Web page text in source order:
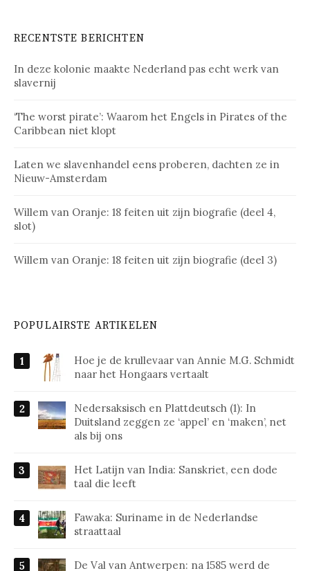
RECENTSTE BERICHTEN
In deze kolonie maakte Nederland pas echt werk van
slavernij
‘The worst pirate’: Waarom het Engels in Pirates of the
Caribbean niet klopt
Laten we slavenhandel eens proberen, dachten ze in
Nieuw-Amsterdam
Willem van Oranje: 18 feiten uit zijn biografie (deel 4,
slot)
Willem van Oranje: 18 feiten uit zijn biografie (deel 3)
POPULAIRSTE ARTIKELEN
Hoe je de krullevaar van Annie M.G. Schmidt
naar het Hongaars vertaalt
Nedersaksisch en Plattdeutsch (1): In
Duitsland zeggen ze ‘appel’ en ‘maken’, net
als bij ons
Het Latijn van India: Sanskriet, een dode
taal die leeft
Fawaka: Suriname in de Nederlandse
straattaal
De Val van Antwerpen: na 1585 werd de